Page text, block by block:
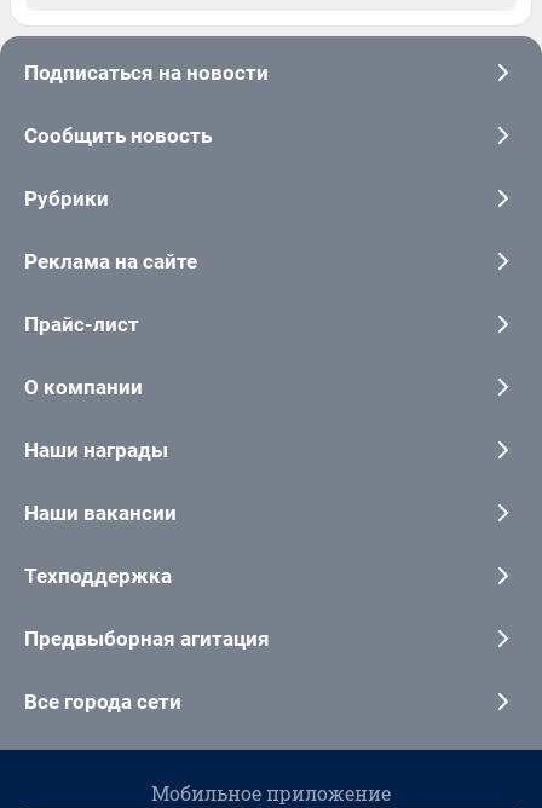
Подписаться на новости
Сообщить новость
Рубрики
Реклама на сайте
Прайс-лист
О компании
Наши награды
Наши вакансии
Техподдержка
Предвыборная агитация
Все города сети
Мобильное приложение